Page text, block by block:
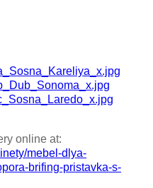
online at:
mebel-dlya-
brifing-pristavka-s-